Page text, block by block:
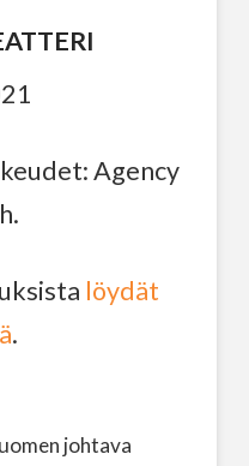
Agency
löydät
.
johtava